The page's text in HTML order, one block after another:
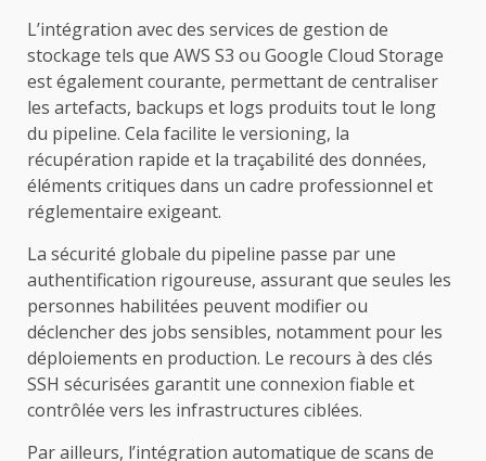
L’intégration avec des services de gestion de
stockage tels que AWS S3 ou Google Cloud Storage
est également courante, permettant de centraliser
les artefacts, backups et logs produits tout le long
du pipeline. Cela facilite le versioning, la
récupération rapide et la traçabilité des données,
éléments critiques dans un cadre professionnel et
réglementaire exigeant.
La sécurité globale du pipeline passe par une
authentification rigoureuse, assurant que seules les
personnes habilitées peuvent modifier ou
déclencher des jobs sensibles, notamment pour les
déploiements en production. Le recours à des clés
SSH sécurisées garantit une connexion fiable et
contrôlée vers les infrastructures ciblées.
Par ailleurs, l’intégration automatique de scans de